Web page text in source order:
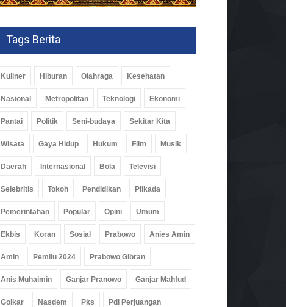
Tags Berita
Kuliner Hiburan Olahraga Kesehatan
Nasional Metropolitan Teknologi Ekonomi
Pantai Politik Seni-budaya Sekitar Kita
Wisata Gaya Hidup Hukum Film Musik
Daerah Internasional Bola Televisi
Selebritis Tokoh Pendidikan Pilkada
Pemerintahan Popular Opini Umum
Ekbis Koran Sosial Prabowo Anies Amin
Amin Pemilu 2024 Prabowo Gibran
Anis Muhaimin Ganjar Pranowo Ganjar Mahfud
Golkar Nasdem Pks Pdi Perjuangan